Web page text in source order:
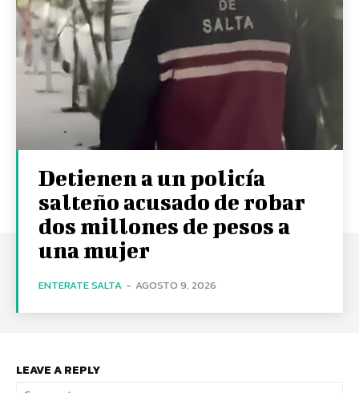
Detienen a un policía
salteño acusado de robar
dos millones de pesos a
una mujer
ENTERATE SALTA - AGOSTO 9, 2026
LEAVE A REPLY